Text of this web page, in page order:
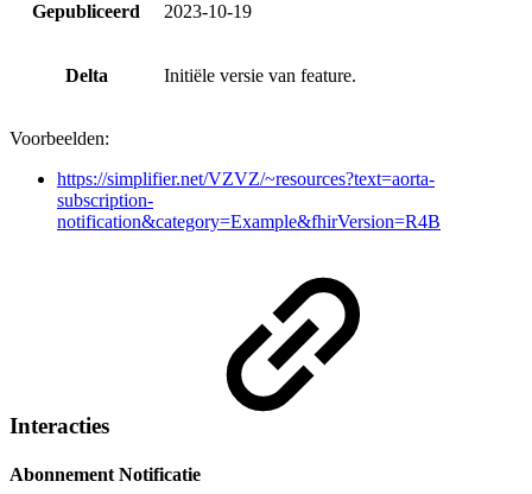
Gepubliceerd 2023-10-19
Delta Initiële versie van feature.
Voorbeelden:
https://simplifier.net/VZVZ/~resources?text=aorta-
subscription-
notification&category=Example&fhirVersion=R4B
Interacties
Abonnement Notificatie